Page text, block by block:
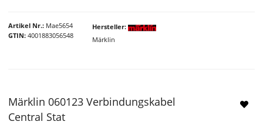
Artikel Nr. Mae5654
GTIN 4001883056548
Hersteller
Märklin
Märklin 060123 Verbindungskabel
Central Stat